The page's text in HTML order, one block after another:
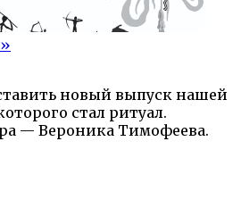
новый выпуск нашей
стал ритуал.
— Вероника Тимофеева.